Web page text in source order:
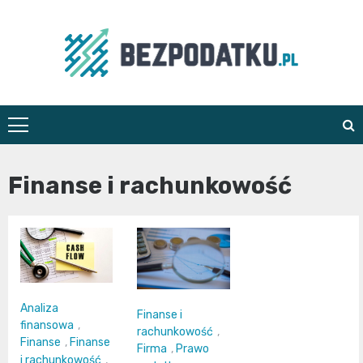
bezpodatku.pl
Finanse i rachunkowość
Analiza
finansowa ,
Finanse , Finanse
i rachunkowość ,
Finanse i
rachunkowość ,
Firma , Prawo